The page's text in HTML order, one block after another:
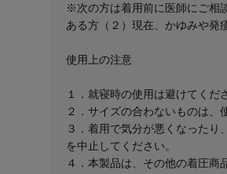
※次の方は着用前に医師にご相
ある方（２）現在、かゆみや発
使用上の注意
１．就寝時の使用は避けてくだ
２．サイズの合わないものは、
３．着用で気分が悪くなった
を中止してください。
４．本製品は、その他の着圧商